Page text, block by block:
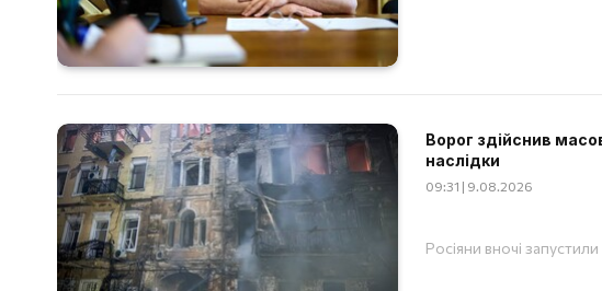
Ворог здійснив
наслідки
09:31 | 9.08.2026
Росіяни вночі